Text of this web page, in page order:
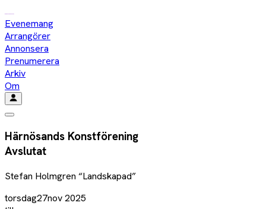
Evenemang
Arrangörer
Annonsera
Prenumerera
Arkiv
Om
Härnösands Konstförening
Avslutat
Stefan Holmgren “Landskapad”
torsdag27nov2025